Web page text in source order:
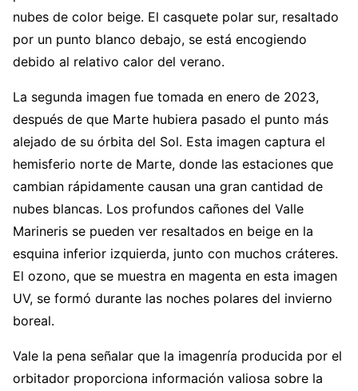
nubes de color beige. El casquete polar sur, resaltado
por un punto blanco debajo, se está encogiendo
debido al relativo calor del verano.
La segunda imagen fue tomada en enero de 2023,
después de que Marte hubiera pasado el punto más
alejado de su órbita del Sol. Esta imagen captura el
hemisferio norte de Marte, donde las estaciones que
cambian rápidamente causan una gran cantidad de
nubes blancas. Los profundos cañones del Valle
Marineris se pueden ver resaltados en beige en la
esquina inferior izquierda, junto con muchos cráteres.
El ozono, que se muestra en magenta en esta imagen
UV, se formó durante las noches polares del invierno
boreal.
Vale la pena señalar que la imagenría producida por el
orbitador proporciona información valiosa sobre la